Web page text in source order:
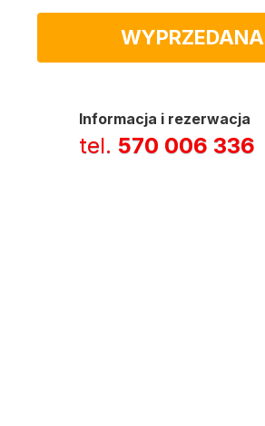
WYPRZEDANA
Informacja i rezerwacja
tel. 570 006 336